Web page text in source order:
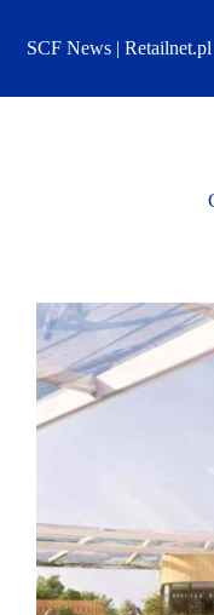
treściSCF News | Retailnet.pl